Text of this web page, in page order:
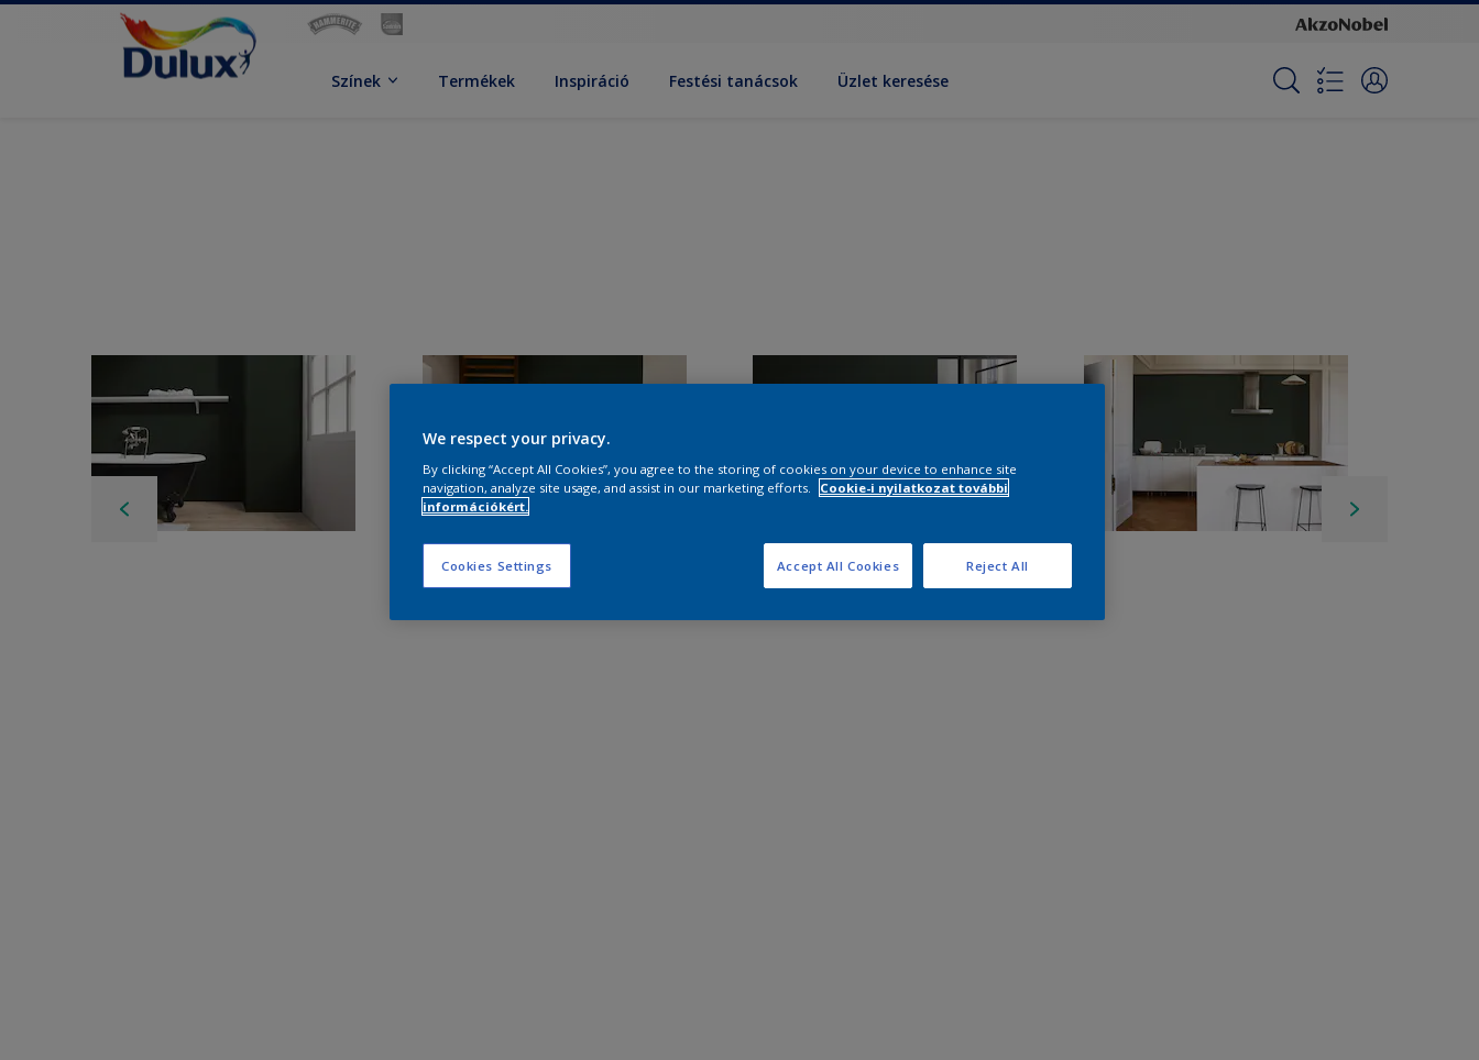
Színek Termékek Inspiráció Festési tanácsok Üzlet keresése
We respect your privacy.
By clicking “Accept All Cookies”, you agree to the storing of cookies on your device to enhance site
navigation, analyze site usage, and assist in our marketing efforts.
Cookie-i nyilatkozat további
információkért.
Cookies Settings Reject All
Accept All Cookies